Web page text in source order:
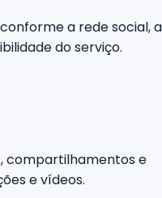
a rede social, a
do serviço.
compartilhamentos e
e vídeos.